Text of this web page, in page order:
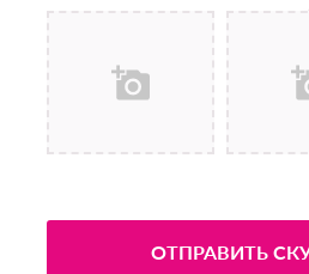
ОТПРАВИТЬ